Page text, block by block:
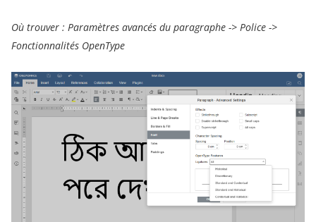
Où trouver : Paramètres avancés du paragraphe -> Police ->
Fonctionnalités OpenType